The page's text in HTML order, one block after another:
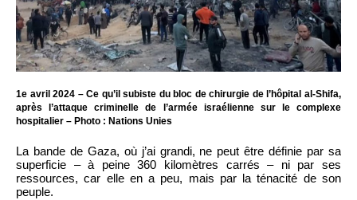
1e avril 2024 – Ce qu’il subiste du bloc de chirurgie de l’hôpital al-Shifa,
après l’attaque criminelle de l’armée israélienne sur le complexe
hospitalier – Photo : Nations Unies
La bande de Gaza, où j’ai grandi, ne peut être définie par sa
superficie – à peine 360 kilomètres carrés – ni par ses
ressources, car elle en a peu, mais par la ténacité de son
peuple.